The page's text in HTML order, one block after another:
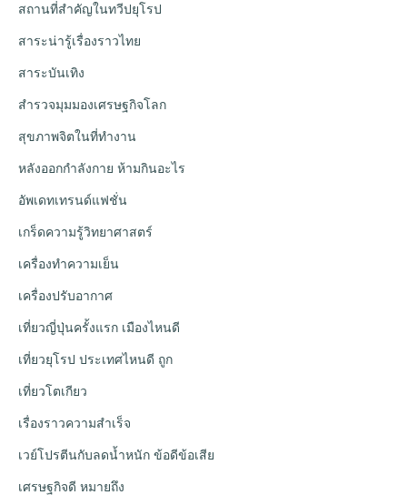
สถานที่สำคัญในทวีปยุโรป
สาระน่ารู้เรื่องราวไทย
สาระบันเทิง
สำรวจมุมมองเศรษฐกิจโลก
สุขภาพจิตในที่ทำงาน
หลังออกกําลังกาย ห้ามกินอะไร
อัพเดทเทรนด์แฟชั่น
เกร็ดความรู้วิทยาศาสตร์
เครื่องทำความเย็น
เครื่องปรับอากาศ
เที่ยวญี่ปุ่นครั้งแรก เมืองไหนดี
เที่ยวยุโรป ประเทศไหนดี ถูก
เที่ยวโตเกียว
เรื่องราวความสำเร็จ
เวย์โปรตีนกับลดน้ำหนัก ข้อดีข้อเสีย
เศรษฐกิจดี หมายถึง